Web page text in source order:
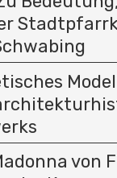
von